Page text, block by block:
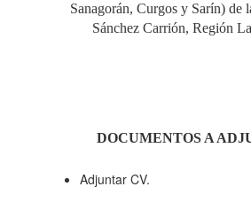
Sanagorán, Curgos y Sarín) de
Sánchez Carrión, Región
DOCUMENTOS A
Adjuntar CV.